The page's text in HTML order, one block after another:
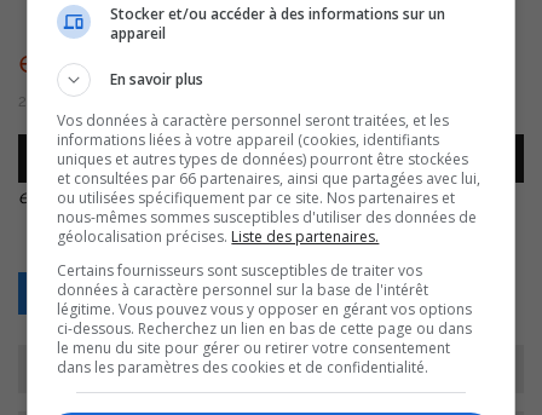
ef – jeux
29 juillet 2016 | Par Journaliste CJSO
Lecteur
audio
00:00
ef – jeux.
Retour
Stocker et/ou accéder à des informations sur un
appareil
En savoir plus
Vos données à caractère personnel seront traitées, et les
informations liées à votre appareil (cookies, identifiants
uniques et autres types de données) pourront être stockées
et consultées par 66 partenaires, ainsi que partagées avec lui,
ou utilisées spécifiquement par ce site. Nos partenaires et
nous-mêmes sommes susceptibles d'utiliser des données de
géolocalisation précises. Liste des partenaires.
Certains fournisseurs sont susceptibles de traiter vos
données à caractère personnel sur la base de l'intérêt
légitime. Vous pouvez vous y opposer en gérant vos options
ci-dessous. Recherchez un lien en bas de cette page ou dans
le menu du site pour gérer ou retirer votre consentement
dans les paramètres des cookies et de confidentialité.